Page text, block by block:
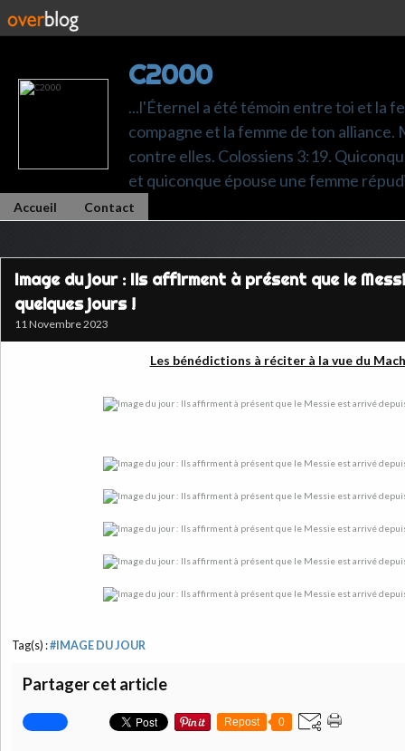
C2000
...l'Éternel a été témoin entre toi et la
compagne et la femme de ton alliance.
contre elles. Colossiens 3:19.
et quiconque épouse une femme
Accueil Contact
Image du jour : Ils affirment à présent que le
quelques jours !
11 Novembre 2023
Les bénédictions à réciter à la vue du
Tag(s) :#IMAGE DU JOUR
Partager cet article
Repost 0